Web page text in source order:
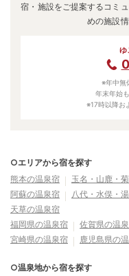
宿・施設をご提案するコミ
めの施設
ゆ
※年中無
年末年始
※17時以降お
○エリアから宿を探す
熊本の温泉宿
玉名・山鹿・
阿蘇の温泉宿
八代・水俣・
天草の温泉宿
福岡県の温泉宿
佐賀県の温
宮崎県の温泉宿
鹿児島県の
○温泉地から宿を探す